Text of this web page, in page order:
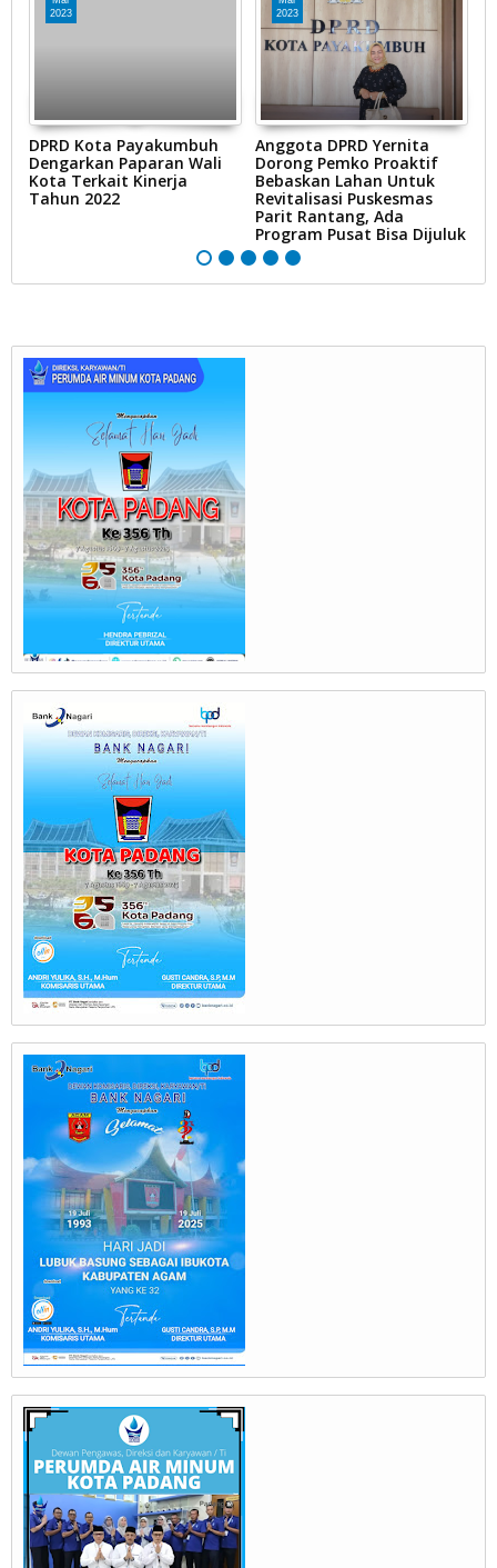
2023
DPRD Kota Payakumbuh
Dengarkan Paparan Wali
Kota Terkait Kinerja
Tahun 2022
2023
Anggota DPRD Yernita
Dorong Pemko Proaktif
Bebaskan Lahan Untuk
Revitalisasi Puskesmas
Parit Rantang, Ada
Program Pusat Bisa Dijuluk